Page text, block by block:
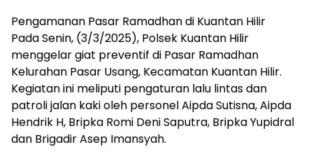
Pengamanan Pasar Ramadhan di Kuantan Hilir
Pada Senin, (3/3/2025), Polsek Kuantan Hilir
menggelar giat preventif di Pasar Ramadhan
Kelurahan Pasar Usang, Kecamatan Kuantan Hilir.
Kegiatan ini meliputi pengaturan lalu lintas dan
patroli jalan kaki oleh personel Aipda Sutisna, Aipda
Hendrik H, Bripka Romi Deni Saputra, Bripka Yupidral
dan Brigadir Asep Imansyah.